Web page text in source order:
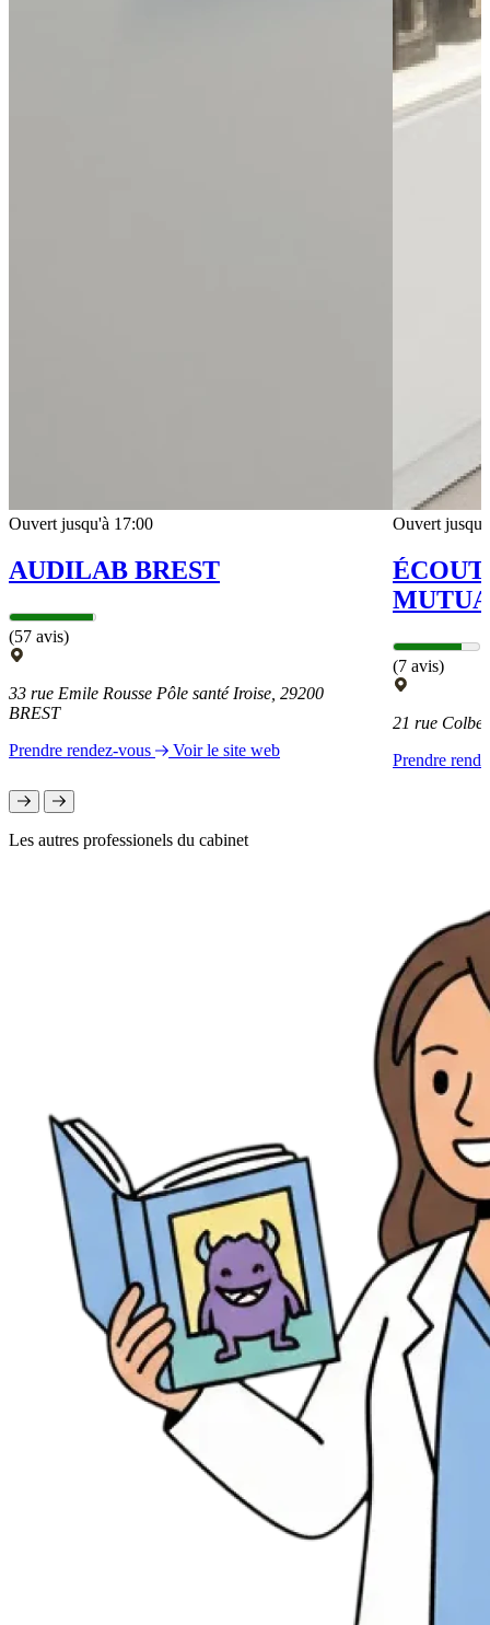
Ouvert jusqu'à 17:00
AUDILAB BREST
(57 avis)
33 rue Emile Rousse Pôle santé Iroise, 29200
BREST
Prendre rendez-vous
Voir le site web
Ouvert
(7 avis)
21 rue
Prendre
Les autres professionels du cabinet